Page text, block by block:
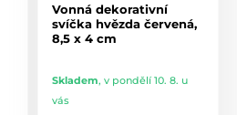
Vonná dekorativní
svíčka hvězda červená,
8,5 x 4 cm
Skladem, v pondělí 10. 8. u
vás